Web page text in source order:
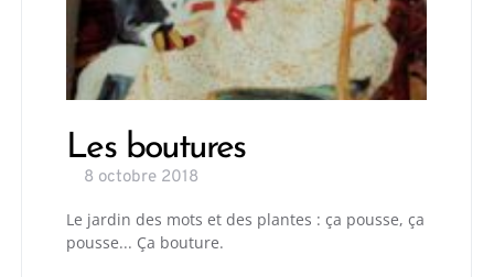
Les boutures
8 octobre 2018
Le jardin des mots et des plantes : ça pousse, ça
pousse... Ça bouture.